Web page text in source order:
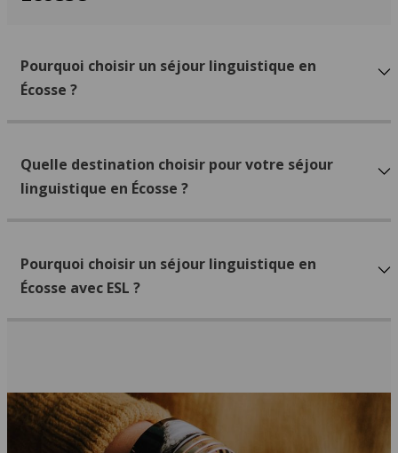
Pourquoi choisir un séjour linguistique en
Écosse ?
Quelle destination choisir pour votre séjour
linguistique en Écosse ?
Pourquoi choisir un séjour linguistique en
Écosse avec ESL ?